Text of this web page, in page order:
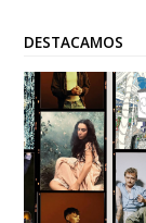
DESTACAMOS